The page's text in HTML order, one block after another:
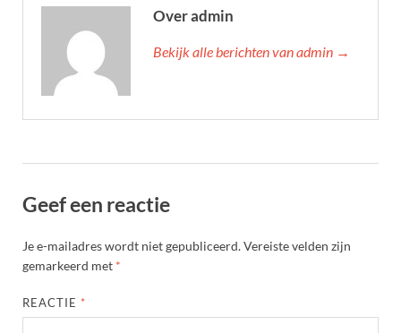
Over admin
Bekijk alle berichten van admin →
Geef een reactie
Je e-mailadres wordt niet gepubliceerd.Vereiste velden zijn
gemarkeerd met *
REACTIE *